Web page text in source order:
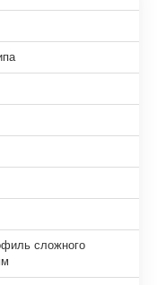
сложного